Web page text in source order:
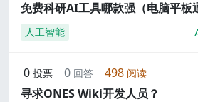
免费科研AI工具哪款强（电脑平板
人工智能
0 投票 0 回答 498 阅读
寻求ONES Wiki开发人员？